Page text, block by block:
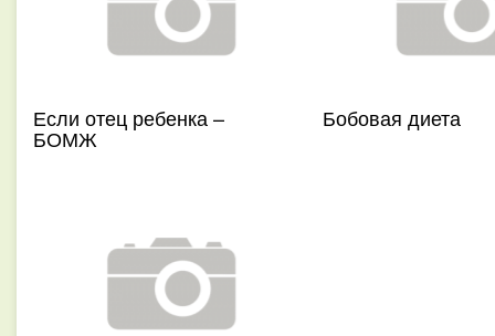
Если отец ребенка –
БОМЖ
Бобовая диета